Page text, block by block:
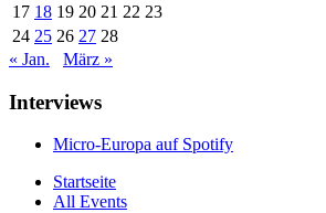
17 18 19 20 21 22 23
24 25 26 27 28
« Jan.
März »
Interviews
Micro-Europa auf Spotify
Startseite
All Events